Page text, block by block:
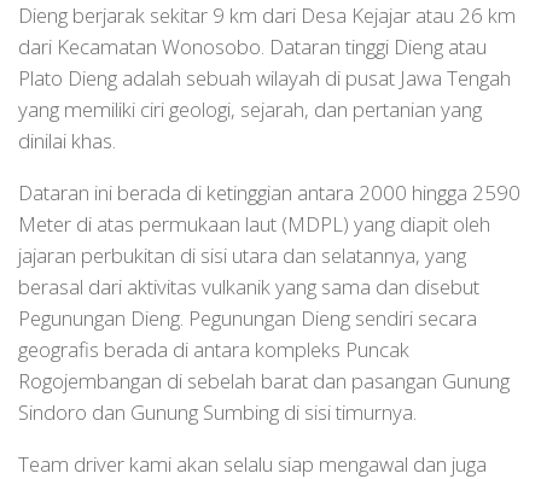
Dieng berjarak sekitar 9 km dari Desa Kejajar atau 26 km
dari Kecamatan Wonosobo. Dataran tinggi Dieng atau
Plato Dieng adalah sebuah wilayah di pusat Jawa Tengah
yang memiliki ciri geologi, sejarah, dan pertanian yang
dinilai khas.
Dataran ini berada di ketinggian antara 2000 hingga 2590
Meter di atas permukaan laut (MDPL) yang diapit oleh
jajaran perbukitan di sisi utara dan selatannya, yang
berasal dari aktivitas vulkanik yang sama dan disebut
Pegunungan Dieng. Pegunungan Dieng sendiri secara
geografis berada di antara kompleks Puncak
Rogojembangan di sebelah barat dan pasangan Gunung
Sindoro dan Gunung Sumbing di sisi timurnya.
Team driver kami akan selalu siap mengawal dan juga